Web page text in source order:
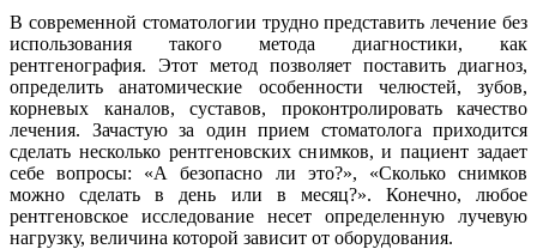
В современной стоматологии трудно представить лечение без
использования такого метода диагностики, как
рентгенография. Этот метод позволяет поставить диагноз,
определить анатомические особенности челюстей, зубов,
корневых каналов, суставов, проконтролировать качество
лечения. Зачастую за один прием стоматолога приходится
сделать несколько рентгеновских снимков, и пациент задает
себе вопросы: «А безопасно ли это?», «Сколько снимков
можно сделать в день или в месяц?». Конечно, любое
рентгеновское исследование несет определенную лучевую
нагрузку, величина которой зависит от оборудования.